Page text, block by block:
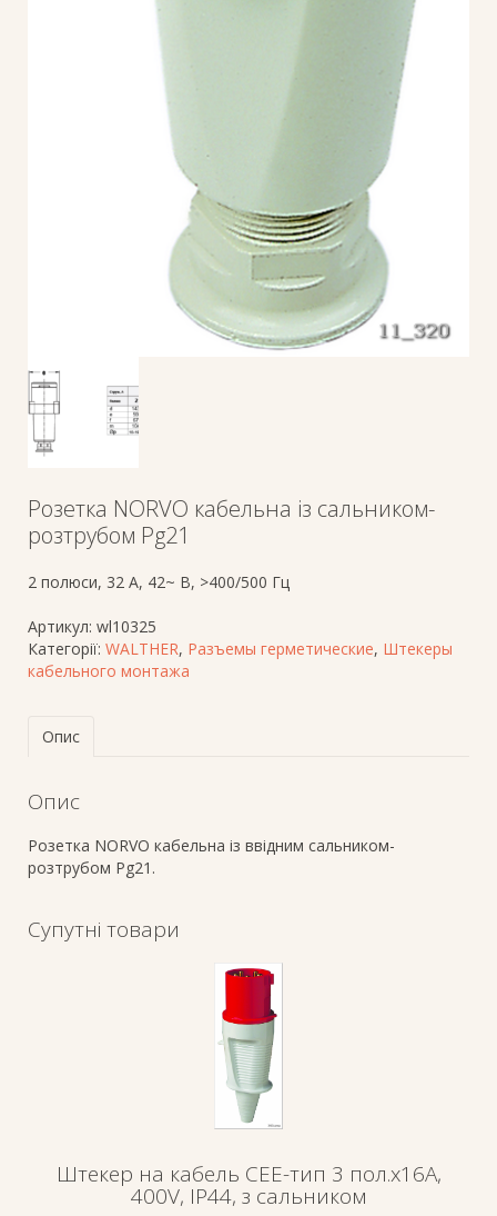
Розетка NORVO кабельна із сальником-
розтрубом Pg21
2 полюси, 32 A, 42~ В, >400/500 Гц
Артикул: wl10325
Категорії: WALTHER, Разъемы герметические, Штекеры
кабельного монтажа
Опис
Опис
Розетка NORVO кабельна із ввідним сальником-
розтрубом Pg21.
Супутні товари
Штекер на кабель СЕЕ-тип 3 пол.х16А,
400V, IP44, з сальником